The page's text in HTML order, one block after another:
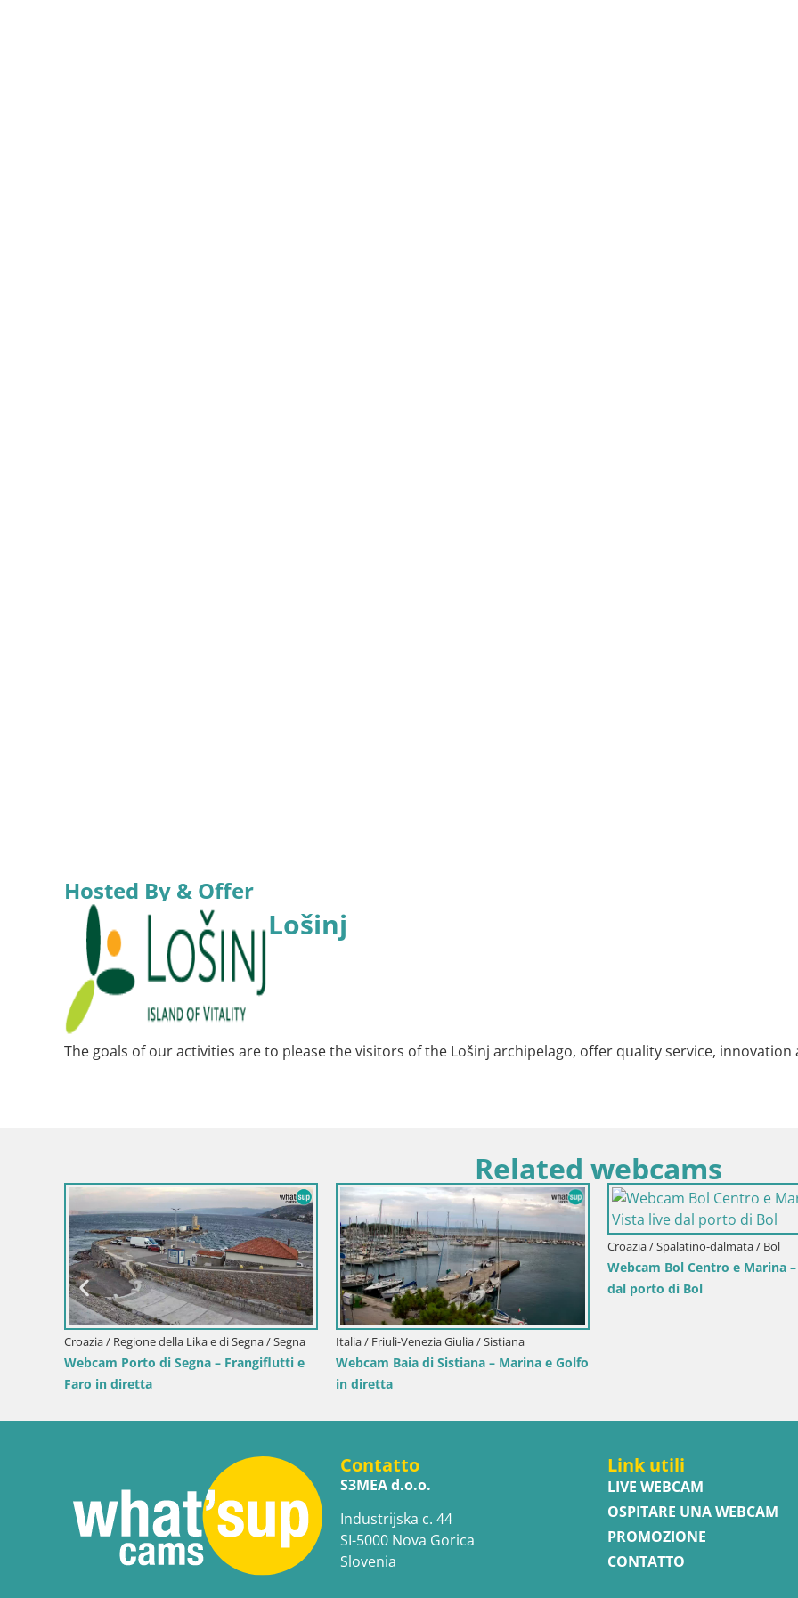
Hosted By & Offer
Lošinj
The goals of our activities are to please the visitors of the Lošinj archipelago, offer quality service,
Related webcams
Venezia Giulia / Sistiana
di Sistiana – Marina e Golfo
Croazia / Spalatino-dalmata / Bol
Webcam Bol Centro e Marina – Vista live
dal porto di Bol
Croazia / Spalatino-dalmata / Bol
Webcam porto di Bol – Vista live sulla
Contatto
S3MEA d.o.o.
Industrijska c. 44
SI-5000 Nova Gorica
Slovenia
Link utili
LIVE WEBCAM
OSPITARE UNA WEBCAM
PROMOZIONE
CONTATTO